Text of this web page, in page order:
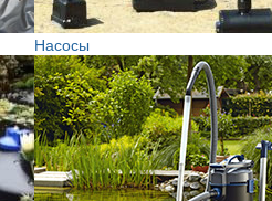
Насосы